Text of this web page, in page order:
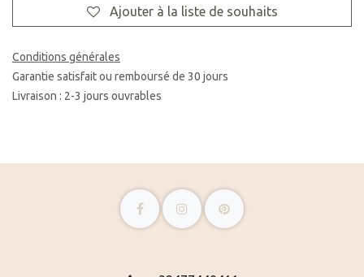
Ajouter à la liste de souhaits
Conditions générales
Garantie satisfait ou remboursé de 30 jours
Livraison : 2-3 jours ouvrables